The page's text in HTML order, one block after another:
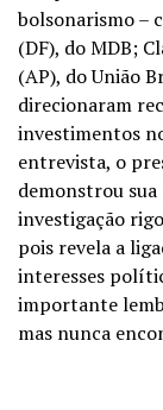
bolsonarismo –
(DF), do MDB;
(AP), do União
direcionaram
investimentos
entrevista, o
demonstrou sua
investigação
pois revela a
interesses
importante
mas nunca